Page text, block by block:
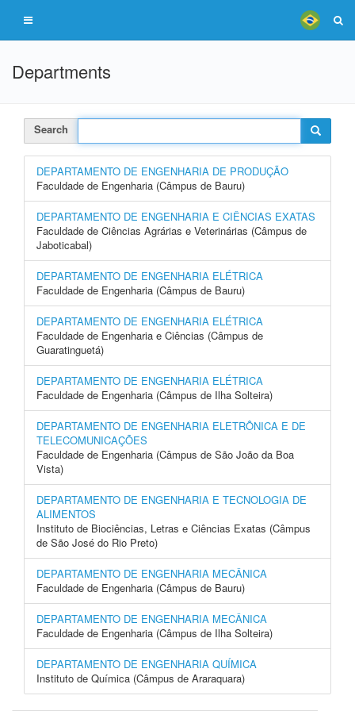
Departments
Search
DEPARTAMENTO DE ENGENHARIA DE PRODUÇÃO
Faculdade de Engenharia (Câmpus de Bauru)
DEPARTAMENTO DE ENGENHARIA E CIÊNCIAS EXATAS
Faculdade de Ciências Agrárias e Veterinárias (Câmpus de
Jaboticabal)
DEPARTAMENTO DE ENGENHARIA ELÉTRICA
Faculdade de Engenharia (Câmpus de Bauru)
DEPARTAMENTO DE ENGENHARIA ELÉTRICA
Faculdade de Engenharia e Ciências (Câmpus de
Guaratinguetá)
DEPARTAMENTO DE ENGENHARIA ELÉTRICA
Faculdade de Engenharia (Câmpus de Ilha Solteira)
DEPARTAMENTO DE ENGENHARIA ELETRÔNICA E DE
TELECOMUNICAÇÕES
Faculdade de Engenharia (Câmpus de São João da Boa
Vista)
DEPARTAMENTO DE ENGENHARIA E TECNOLOGIA DE
ALIMENTOS
Instituto de Biociências, Letras e Ciências Exatas (Câmpus
de São José do Rio Preto)
DEPARTAMENTO DE ENGENHARIA MECÂNICA
Faculdade de Engenharia (Câmpus de Bauru)
DEPARTAMENTO DE ENGENHARIA MECÂNICA
Faculdade de Engenharia (Câmpus de Ilha Solteira)
DEPARTAMENTO DE ENGENHARIA QUÍMICA
Instituto de Química (Câmpus de Araraquara)